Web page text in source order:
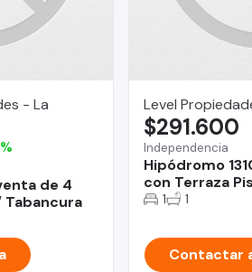
- La
de 4
Level
Independencia
Hipódromo
con Terraza
$291.600
1 1
Contactar